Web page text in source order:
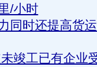
/小时
同时还提高货
竣工已有企业